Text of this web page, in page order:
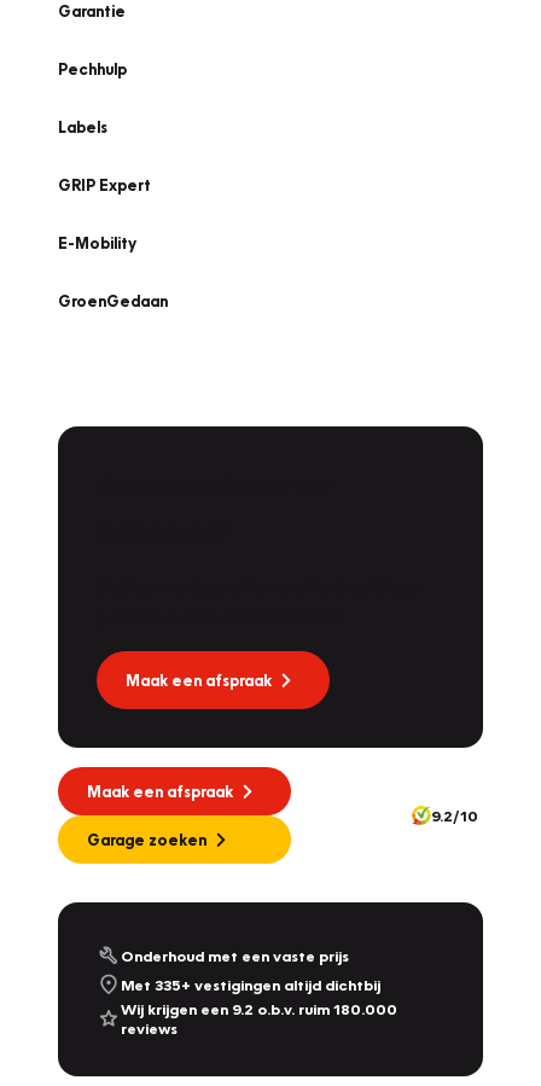
Garantie
Pechhulp
Labels
GRIP Expert
E-Mobility
GroenGedaan
Maak een afspraak
Maak een afspraak
Garage zoeken
9.2/10
Onderhoud met een vaste prijs
Met 335+ vestigingen altijd dichtbij
Wij krijgen een 9.2 o.b.v. ruim 180.000
reviews